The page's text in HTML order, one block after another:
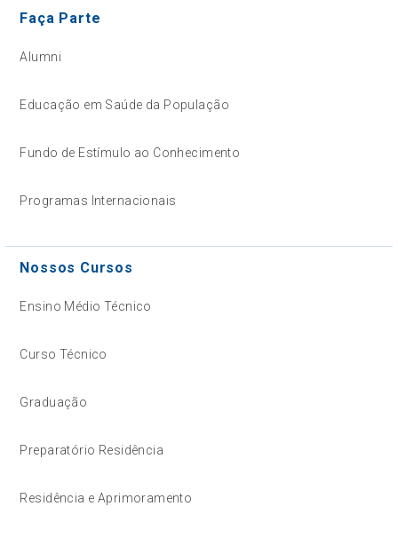
Faça Parte
Alumni
Educação em Saúde da População
Fundo de Estímulo ao Conhecimento
Programas Internacionais
Nossos Cursos
Ensino Médio Técnico
Curso Técnico
Graduação
Preparatório Residência
Residência e Aprimoramento